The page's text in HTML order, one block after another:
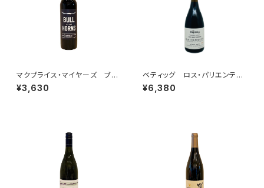
マクプライス・マイヤーズ ブ
ル・バイ・ザ・ホーン カベルネ・
ソーヴィニヨン 2022
¥3,630
ベティッグ ロス・パリエンテ
ス ヴィーノ・デ・ヴィニエド ピ
ノ・ノワール 2023
¥6,380